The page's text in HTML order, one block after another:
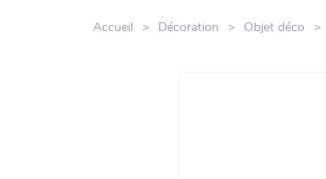
Accueil Décoration Objet déco